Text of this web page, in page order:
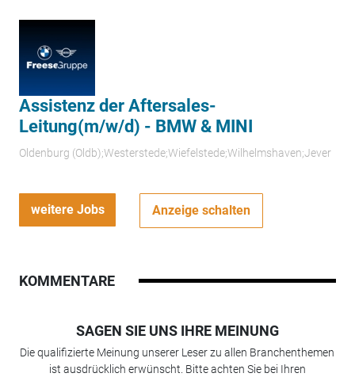
Assistenz der Aftersales-
Leitung(m/w/d) - BMW & MINI
Oldenburg (Oldb);Westerstede;Wiefelstede;Wilhelmshaven;Jever
weitere Jobs Anzeige schalten
KOMMENTARE
SAGEN SIE UNS IHRE MEINUNG
Die qualifizierte Meinung unserer Leser zu allen Branchenthemen
ist ausdrücklich erwünscht. Bitte achten Sie bei Ihren